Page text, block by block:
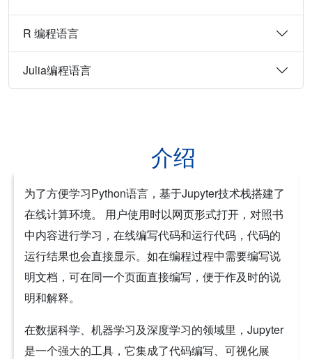
R 编程语言
Julia编程语言
介绍
为了方便学习Python语言，基于Jupyter技术栈搭建了
在线计算环境。 用户使用时以网页形式打开，对照书
中内容进行学习，在线编写代码和运行代码，代码的
运行结果也会直接显示。如在编程过程中需要编写说
明文档，可在同一个页面直接编写，便于作及时的说
明和解释。
在数据科学、机器学习及深度学习的领域里，Jupyter
是一个强大的工具，它集成了代码编写、可视化展